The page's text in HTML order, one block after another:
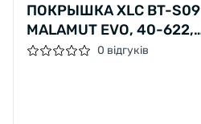
ПОКРЫШКА XLC BT-S09
MALAMUT EVO, 40-622,
700X38C, 32TPI
0 відгуків